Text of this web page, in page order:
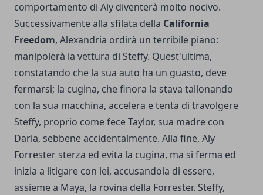
comportamento di Aly diventerà molto nocivo.
Successivamente alla sfilata della California
Freedom, Alexandria ordirà un terribile piano:
manipolerà la vettura di Steffy. Quest'ultima,
constatando che la sua auto ha un guasto, deve
fermarsi; la cugina, che finora la stava tallonando
con la sua macchina, accelera e tenta di travolgere
Steffy, proprio come fece Taylor, sua madre con
Darla, sebbene accidentalmente. Alla fine, Aly
Forrester sterza ed evita la cugina, ma si ferma ed
inizia a litigare con lei, accusandola di essere,
assieme a Maya, la rovina della Forrester. Steffy,